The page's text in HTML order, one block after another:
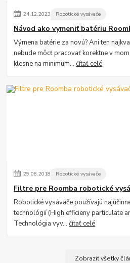
24.12.2023 Robotické vysávače
Návod ako vymeniť batériu
Výmena batérie za novú? Ani ten
nebude môcť pracovať korektne v
klesne na minimum...čítať celé
29.08.2018 Robotické vysávače
Filtre pre Roomba robotické
Robotické vysávače používajú
technológií (High efficieny particulate
Technológia vyv...čítať celé
Zobraziť všetky